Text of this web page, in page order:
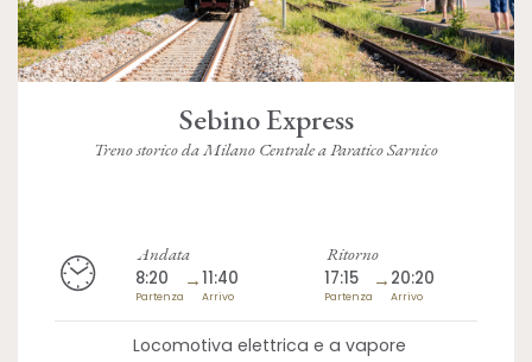
Sebino Express
Treno storico da Milano Centrale a Paratico Sarnico
Andata
8:20
Partenza
→11:40
Arrivo
Ritorno
17:15
Partenza
→ 20:20
Arrivo
Locomotiva elettrica e a vapore